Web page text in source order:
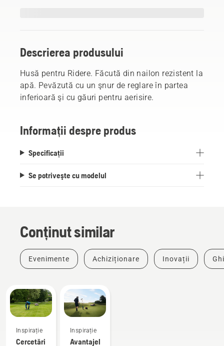
Descrierea produsului
Husă pentru Ridere. Făcută din nailon rezistent la
apă. Pevăzută cu un şnur de reglare în partea
inferioară şi cu găuri pentru aerisire.
Informații despre produs
Specificații
Se potriveşte cu modelul
Conținut similar
Evenimente Achiziționare Inovații
Inspirație
Cercetări
Inspirație
Avantajele